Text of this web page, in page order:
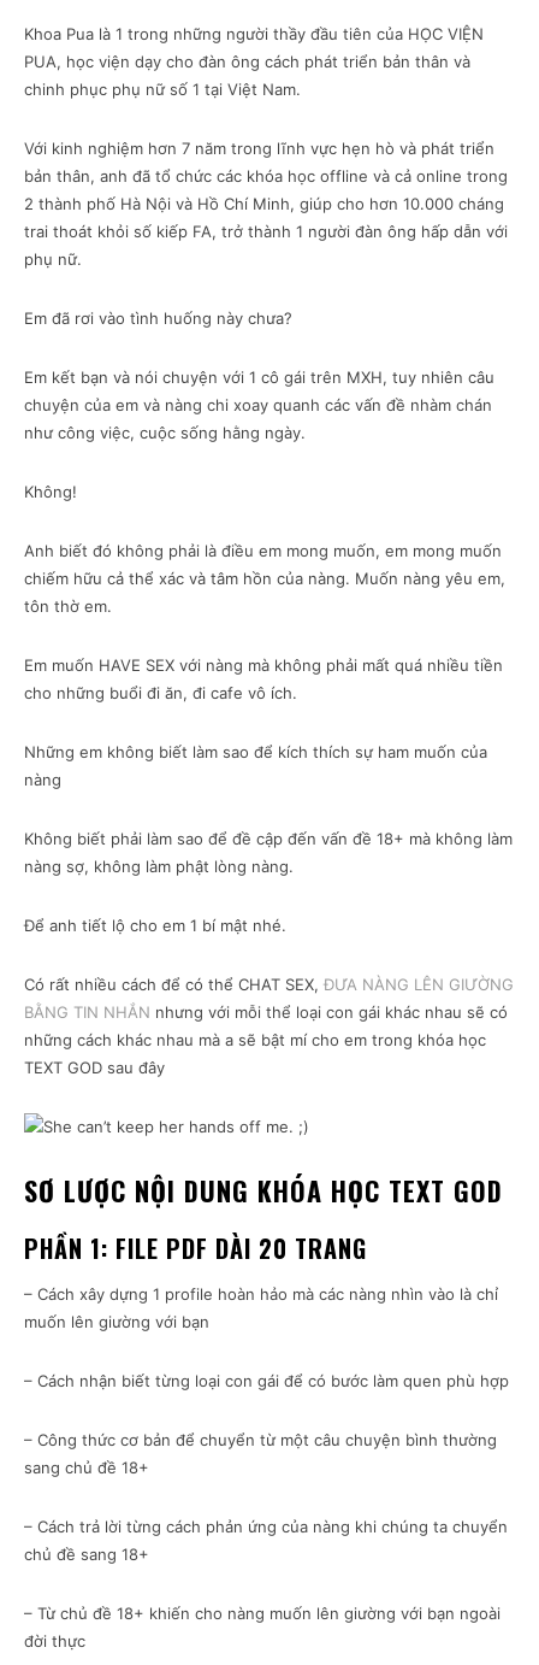
Khoa Pua là 1 trong những người thầy đầu tiên của HỌC VIỆN
PUA, học viện dạy cho đàn ông cách phát triển bản thân và
chinh phục phụ nữ số 1 tại Việt Nam.
Với kinh nghiệm hơn 7 năm trong lĩnh vực hẹn hò và phát triển
bản thân, anh đã tổ chức các khóa học offline và cả online trong
2 thành phố Hà Nội và Hồ Chí Minh, giúp cho hơn 10.000 cháng
trai thoát khỏi số kiếp FA, trở thành 1 người đàn ông hấp dẫn với
phụ nữ.
Em đã rơi vào tình huống này chưa?
Em kết bạn và nói chuyện với 1 cô gái trên MXH, tuy nhiên câu
chuyện của em và nàng chi xoay quanh các vấn đề nhàm chán
như công việc, cuộc sống hằng ngày.
Không!
Anh biết đó không phải là điều em mong muốn, em mong muốn
chiếm hữu cả thể xác và tâm hồn của nàng. Muốn nàng yêu em,
tôn thờ em.
Em muốn HAVE SEX với nàng mà không phải mất quá nhiều tiền
cho những buổi đi ăn, đi cafe vô ích.
Những em không biết làm sao để kích thích sự ham muốn của
nàng
Không biết phải làm sao để đề cập đến vấn đề 18+ mà không làm
nàng sợ, không làm phật lòng nàng.
Để anh tiết lộ cho em 1 bí mật nhé.
Có rất nhiều cách để có thể CHAT SEX, ĐƯA NÀNG LÊN GIƯỜNG
BẰNG TIN NHẮN nhưng với mỗi thể loại con gái khác nhau sẽ có
những cách khác nhau mà a sẽ bật mí cho em trong khóa học
TEXT GOD sau đây
SƠ LƯỢC NỘI DUNG KHÓA HỌC TEXT GOD
PHẦN 1: FILE PDF DÀI 20 TRANG
– Cách xây dựng 1 profile hoàn hảo mà các nàng nhìn vào là chỉ
muốn lên giường với bạn
– Cách nhận biết từng loại con gái để có bước làm quen phù hợp
– Công thức cơ bản để chuyển từ một câu chuyện bình thường
sang chủ đề 18+
– Cách trả lời từng cách phản ứng của nàng khi chúng ta chuyển
chủ đề sang 18+
– Từ chủ đề 18+ khiến cho nàng muốn lên giường với bạn ngoài
đời thực